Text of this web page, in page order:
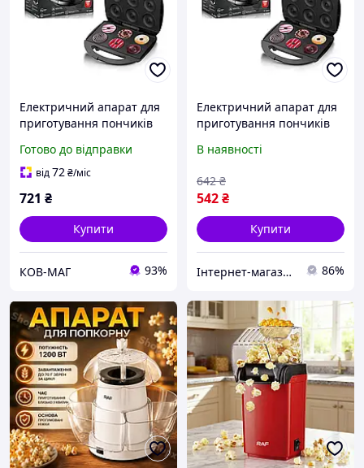
Електричний апарат для
приготування пончиків
хлібопічка на 6 пончиків
Готово до відправки
від72₴/міс
721 ₴
Купити
КОВ-МАГ 93%
Електричний апарат для
приготування пончиків
хлібопічка на 6 пончиків
В наявності
542₴
642 ₴
Купити
Інтернет-магазин "AVEON" - товари для всієї родини! Найнижчі ціни! 86%